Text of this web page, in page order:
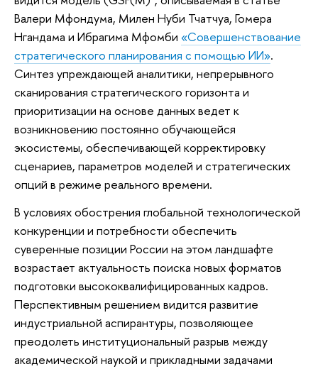
Валери Мфондума, Милен Нуби Тчатчуа, Гомера
Нгандама и Ибрагима Мфомби «Совершенствование
стратегического планирования с помощью ИИ».
Синтез упреждающей аналитики, непрерывного
сканирования стратегического горизонта и
приоритизации на основе данных ведет к
возникновению постоянно обучающейся
экосистемы, обеспечивающей корректировку
сценариев, параметров моделей и стратегических
опций в режиме реального времени.
В условиях обострения глобальной технологической
конкуренции и потребности обеспечить
суверенные позиции России на этом ландшафте
возрастает актуальность поиска новых форматов
подготовки высококвалифицированных кадров.
Перспективным решением видится развитие
индустриальной аспирантуры, позволяющее
преодолеть институциональный разрыв между
академической наукой и прикладными задачами